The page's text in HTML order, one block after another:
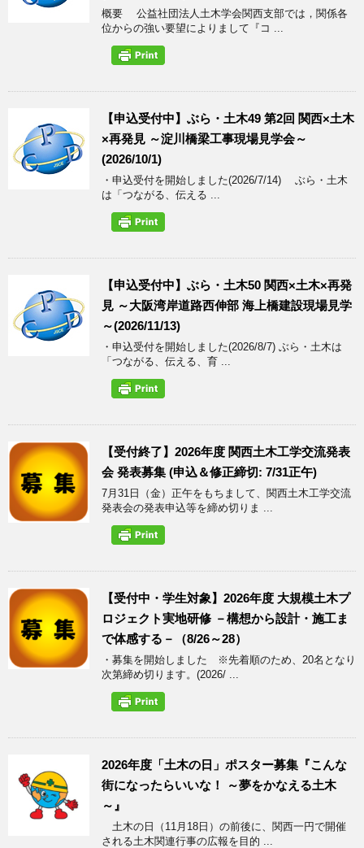
概要 公益社団法人土木学会関西支部では，関係各
位からの強い要望によりまして『コ ...
【申込受付中】ぶら・土木49 第2回 関西×土木
×再発見 ～淀川橋梁工事現場見学会～
(2026/10/1)
・申込受付を開始しました(2026/7/14) ぶら・土木
は「つながる、伝える ...
【申込受付中】ぶら・土木50 関西×土木×再発
見 ～大阪湾岸道路西伸部 海上橋建設現場見学
～(2026/11/13)
・申込受付を開始しました(2026/8/7) ぶら・土木は
「つながる、伝える、育 ...
【受付終了】2026年度 関西土木工学交流発表
会 発表募集 (申込＆修正締切: 7/31正午)
7月31日（金）正午をもちまして、関西土木工学交流
発表会の発表申込等を締め切りま ...
【受付中・学生対象】2026年度 大規模土木プ
ロジェクト実地研修 －構想から設計・施工ま
で体感する－（8/26～28）
・募集を開始しました ※先着順のため、20名となり
次第締め切ります。(2026/ ...
2026年度「土木の日」ポスター募集『こんな
街になったらいいな！ ～夢をかなえる土木
～』
土木の日（11月18日）の前後に、関西一円で開催
される土木関連行事の広報を目的 ...